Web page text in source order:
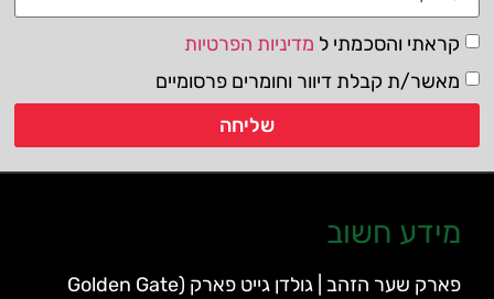
קראתי והסכמתי ל מדיניות הפרטיות
מאשר/ת קבלת דיוור וחומרים פרסומיים
שליחה
מידע חשוב
פארק שער הזהב | גולדן גייט פארק (Golden Gate